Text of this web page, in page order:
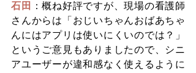
石田
：概ね好評ですが、現場の看護師
さんからは「おじいちゃんおばあちゃ
んにはアプリは使いにくいのでは？」
というご意見もありましたので、シニ
アユーザーが違和感なく使えるように